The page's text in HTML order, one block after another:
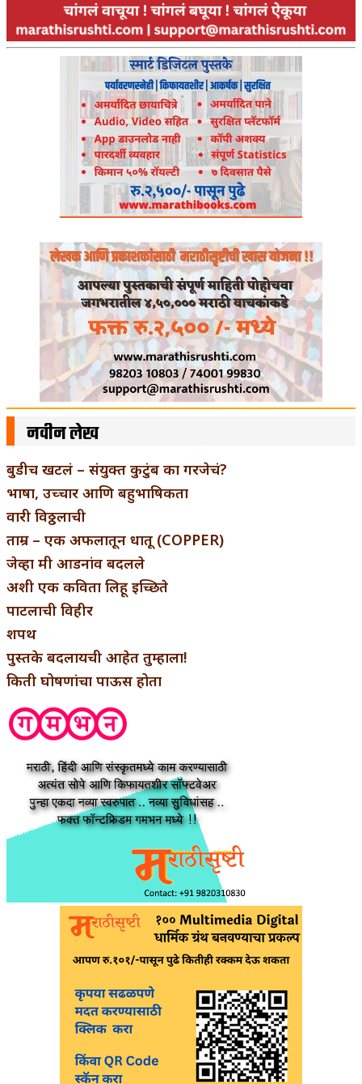
नवीन लेख
बुडीच खटलं – संयुक्त कुटुंब का गरजेचं?
भाषा, उच्चार आणि बहुभाषिकता
वारी विठ्ठलाची
ताम्र – एक अफलातून धातू (COPPER)
जेव्हा मी आडनांव बदलले
अशी एक कविता लिहू इच्छिते
पाटलाची विहीर
शपथ
पुस्तके बदलायची आहेत तुम्हाला!
किती घोषणांचा पाऊस होता